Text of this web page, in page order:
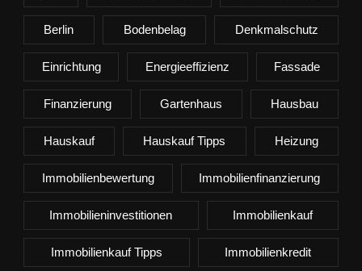
Berlin Bodenbelag Denkmalschutz
Einrichtung Energieeffizienz Fassade
Finanzierung Gartenhaus Hausbau
Hauskauf Hauskauf Tipps Heizung
Immobilienbewertung Immobilienfinanzierung
Immobilieninvestitionen Immobilienkauf
Immobilienkauf Tipps Immobilienkredit